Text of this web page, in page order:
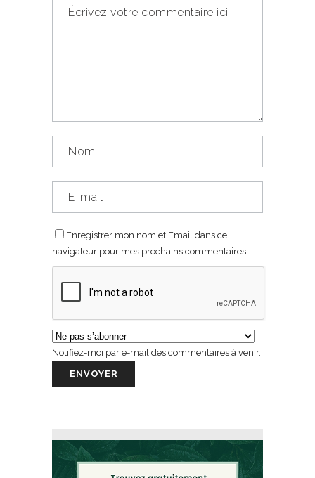
Enregistrer mon nom et Email dans ce
navigateur pour mes prochains commentaires.
Notifiez-moi par e-mail des commentaires à venir.